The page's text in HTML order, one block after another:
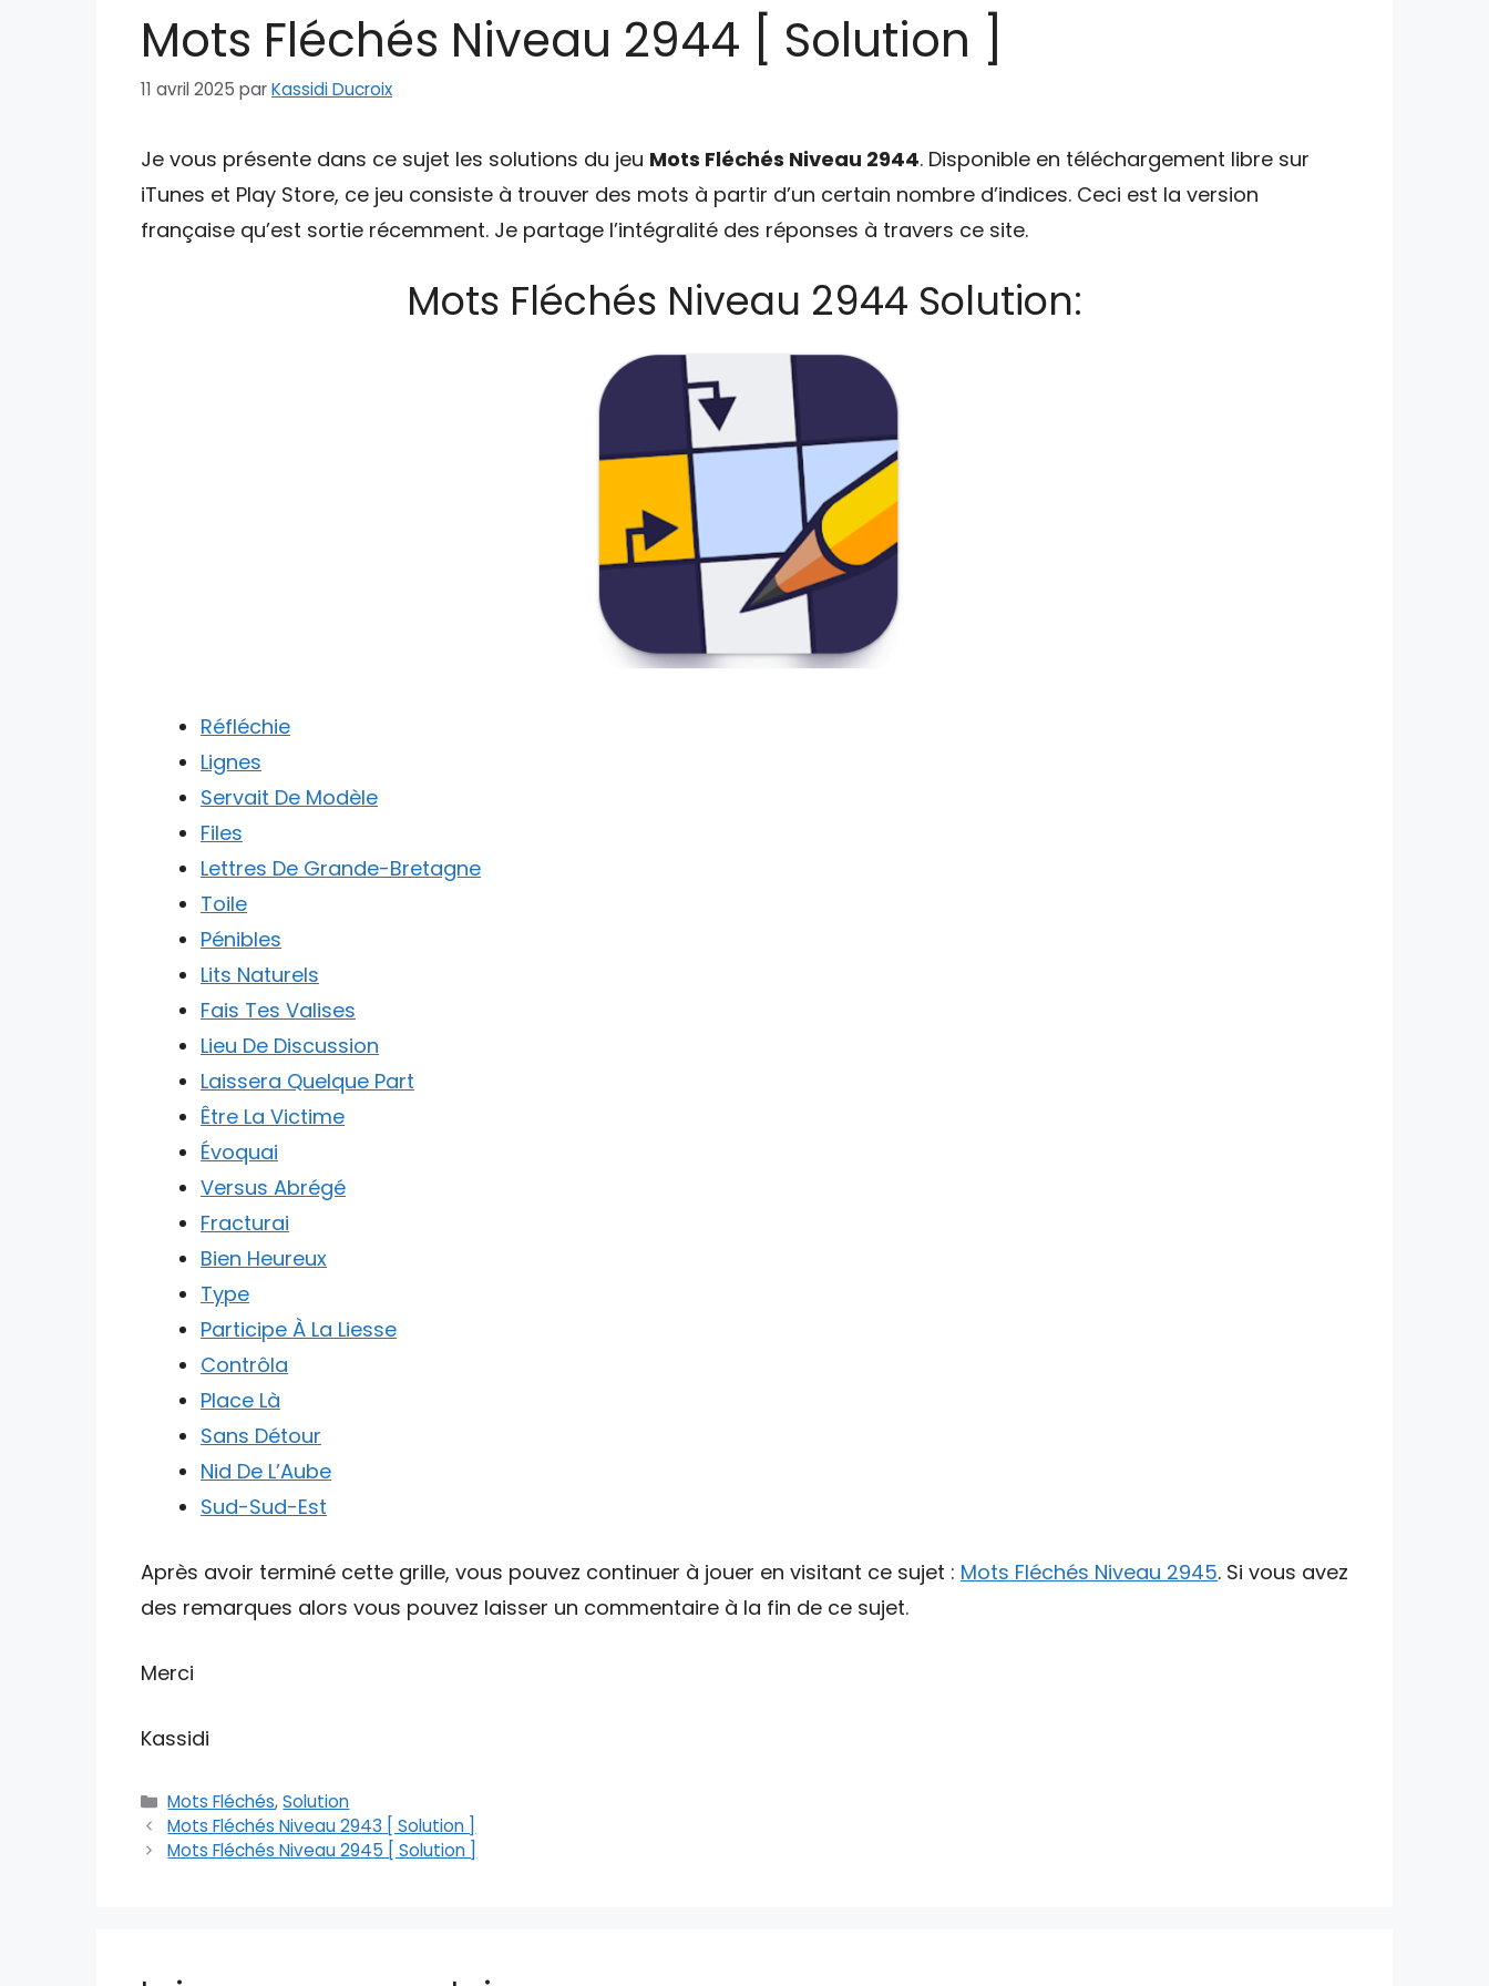
Mots Fléchés Niveau 2944 [ Solution ]
11 avril 2025 parKassidi Ducroix
Je vous présente dans ce sujet les solutions du jeu Mots Fléchés Niveau 2944. Disponible en téléchargement libre sur
iTunes et Play Store, ce jeu consiste à trouver des mots à partir d’un certain nombre d’indices. Ceci est la version
française qu’est sortie récemment. Je partage l’intégralité des réponses à travers ce site.
Mots Fléchés Niveau 2944 Solution:
Réfléchie
Lignes
Servait De Modèle
Files
Lettres De Grande-Bretagne
Toile
Pénibles
Lits Naturels
Fais Tes Valises
Lieu De Discussion
Laissera Quelque Part
Être La Victime
Évoquai
Versus Abrégé
Fracturai
Bien Heureux
Type
Participe À La Liesse
Contrôla
Place Là
Sans Détour
Nid De L’Aube
Sud-Sud-Est
Après avoir terminé cette grille, vous pouvez continuer à jouer en visitant ce sujet : Mots Fléchés Niveau 2945. Si vous avez
des remarques alors vous pouvez laisser un commentaire à la fin de ce sujet.
Merci
Kassidi
Catégories
Mots Fléchés,Solution
Mots Fléchés Niveau 2943 [ Solution ]
Mots Fléchés Niveau 2945 [ Solution ]